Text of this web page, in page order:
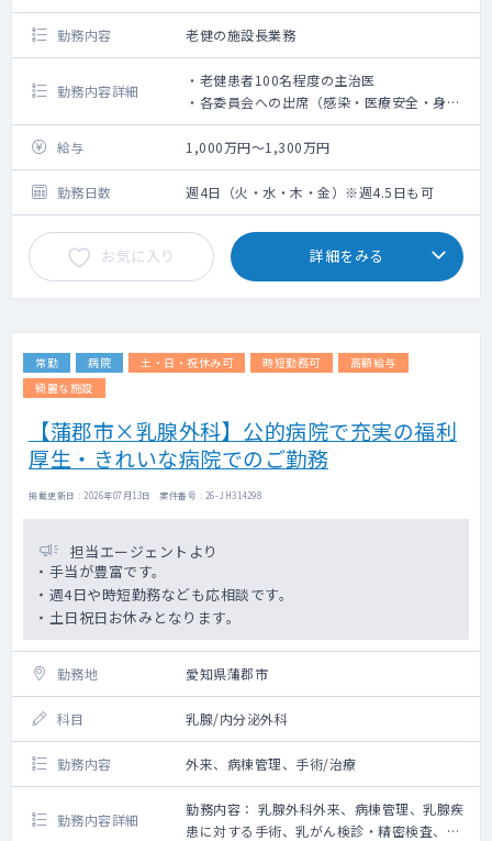
勤務内容 老健の施設長業務
勤務内容詳細
・老健患者100名程度の主治医
・各委員会への出席（感染・医療安全・身体
拘束・褥瘡・虐待防止・スタッフ会議）
・デイケアの管理者としての業務
・行政への届出に管理者として記名
・院内方針の決定
・2ヵ月に1度の理事会（リモート）に出席
給与 1,000万円～1,300万円
勤務日数 週4日（火・水・木・金）※週4.5日も可
お気に入り 詳細をみる
常勤 病院 土・日・祝休み可 時短勤務可
高額給与
綺麗な施設
【蒲郡市×乳腺外科】公的病院で充実の福利
厚生・きれいな病院でのご勤務
掲載更新日 : 2026年07月13日 案件番号 : 26-JH314298
担当エージェントより
・手当が豊富です。
・週4日や時短勤務なども応相談です。
・土日祝日お休みとなります。
勤務地 愛知県蒲郡市
科目 乳腺/内分泌外科
勤務内容 外来、病棟管理、手術/治療
勤務内容詳細
勤務内容： 乳腺外科外来、病棟管理、乳腺疾
患に対する手術、乳がん検診・精密検査、化